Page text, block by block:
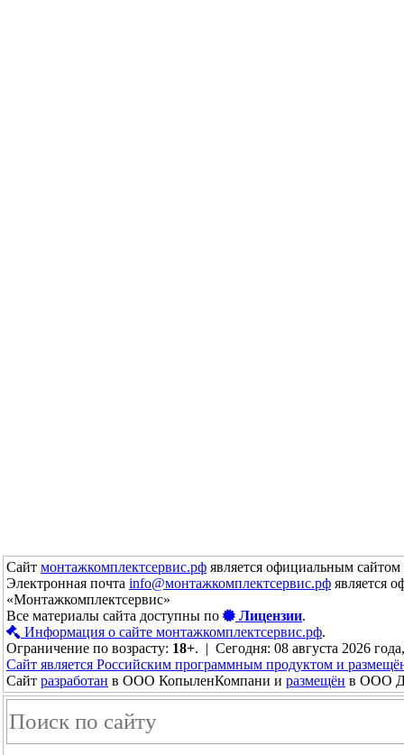
Сайт монтажкомплектсервис.рф является официальным
Электронная почта info@монтажкомплектсервис.рф является
«Монтажкомплектсервис»
Все материалы сайта доступны по
Лицензии.
Информация о сайте монтажкомплектсервис.рф.
Ограничение по возрасту: 18+. | Сегодня: 08 августа 2026
Сайт является Российским программным продуктом и
Сайт разработан в ООО КопыленКомпани и размещён в ООО